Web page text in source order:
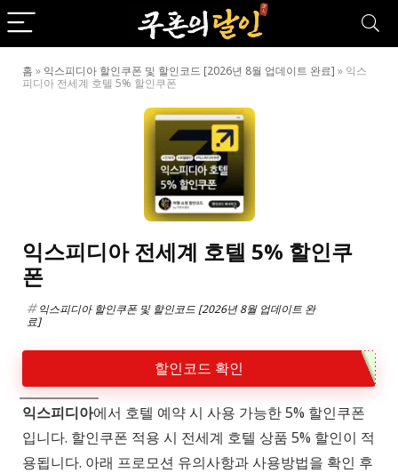
홈 » 익스피디아 할인쿠폰 및 할인코드 [2026년 8월 업데이트 완료] » 익스
피디아 전세계 호텔 5% 할인쿠폰
익스피디아 전세계 호텔 5% 할인쿠
폰
익스피디아 할인쿠폰 및 할인코드 [2026년 8월 업데이트 완
료]
할인코드 확인
익스피디아에서 호텔 예약 시 사용 가능한 5% 할인쿠폰
입니다. 할인쿠폰 적용 시 전세계 호텔 상품 5% 할인이 적
용됩니다. 아래 프로모션 유의사항과 사용방법을 확인 후